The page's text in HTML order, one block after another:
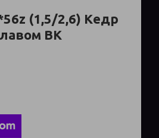
(1,5/2,6) Кедр
ВК